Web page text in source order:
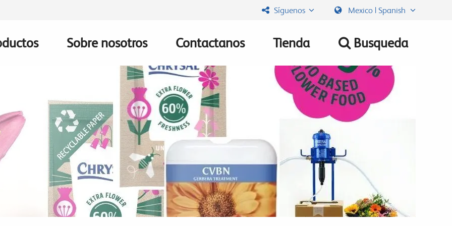
Síguenos Mexico | Spanish
Sobre nosotros Contactanos Tienda Busqueda